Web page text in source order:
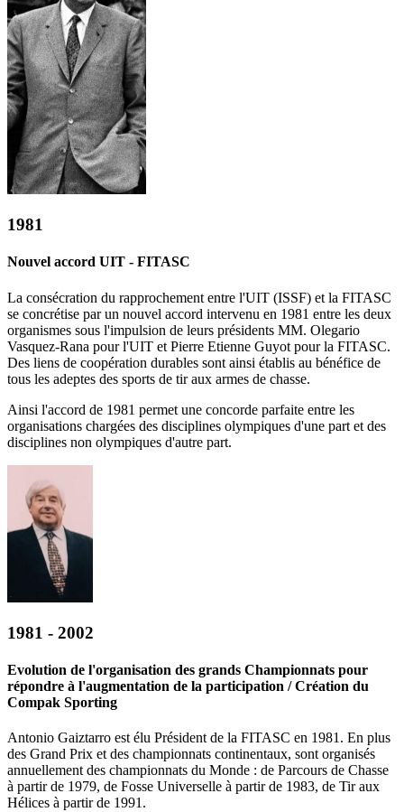
1981
Nouvel accord UIT - FITASC
La consécration du rapprochement entre l'UIT (ISSF) et la FITASC
se concrétise par un nouvel accord intervenu en 1981 entre les deux
organismes sous l'impulsion de leurs présidents MM. Olegario
Vasquez-Rana pour l'UIT et Pierre Etienne Guyot pour la FITASC.
Des liens de coopération durables sont ainsi établis au bénéfice de
tous les adeptes des sports de tir aux armes de chasse.
Ainsi l'accord de 1981 permet une concorde parfaite entre les
organisations chargées des disciplines olympiques d'une part et des
disciplines non olympiques d'autre part.
1981 - 2002
Evolution de l'organisation des grands Championnats pour
répondre à l'augmentation de la participation / Création du
Compak Sporting
Antonio Gaiztarro est élu Président de la FITASC en 1981. En plus
des Grand Prix et des championnats continentaux, sont organisés
annuellement des championnats du Monde : de Parcours de Chasse
à partir de 1979, de Fosse Universelle à partir de 1983, de Tir aux
Hélices à partir de 1991.